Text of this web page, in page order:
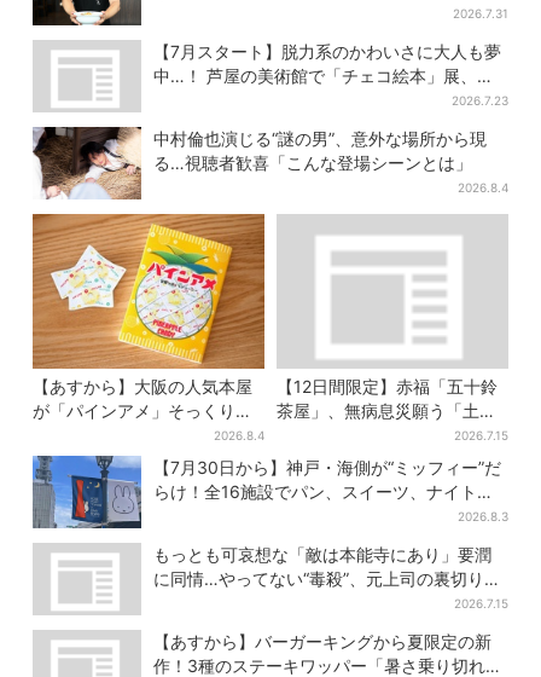
2026.7.31
【7月スタート】脱力系のかわいさに大人も夢
中…！ 芦屋の美術館で「チェコ絵本」展、老
2026.7.23
中村倫也演じる“謎の男”、意外な場所から現
る…視聴者歓喜「こんな登場シーンとは」
2026.8.4
【あすから】大阪の人気本屋
が「パインアメ」そっくりの
ブックカバー開発、梅田で先
行販売
2026.8.4
【12日間限定】赤福「五十鈴
茶屋」、無病息災願う「土用
さわ餅」販売スタート 関西8
カ所でも買える
2026.7.15
【7月30日から】神戸・海側が“ミッフィー”だ
らけ！全16施設でパン、スイーツ、ナイトマ
2026.8.3
もっとも可哀想な「敵は本能寺にあり」要潤
に同情…やってない“毒殺”、元上司の裏切り
2026.7.15
【あすから】バーガーキングから夏限定の新
作！3種のステーキワッパー「暑さ乗り切れそ